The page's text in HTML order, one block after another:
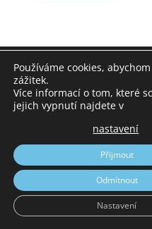
©
Používáme cookies,
zážitek.
Více informací o tom, které
jejich vypnutí najdete v
nastavení
Přijmout
Odmítnout
Nastavení